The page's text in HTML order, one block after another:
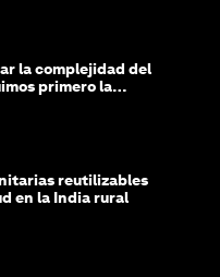
la complejidad del
primero la
reutilizables
en la India rural